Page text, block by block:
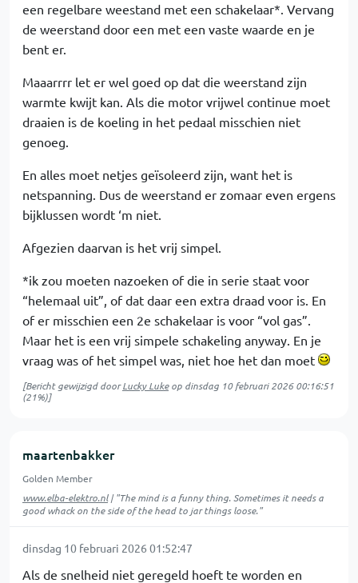
een regelbare weestand met een schakelaar*. Vervang
de weerstand door een met een vaste waarde en je
bent er.
Maaarrrr let er wel goed op dat die weerstand zijn
warmte kwijt kan. Als die motor vrijwel continue moet
draaien is de koeling in het pedaal misschien niet
genoeg.
En alles moet netjes geïsoleerd zijn, want het is
netspanning. Dus de weerstand er zomaar even ergens
bijklussen wordt ‘m niet.
Afgezien daarvan is het vrij simpel.
*ik zou moeten nazoeken of die in serie staat voor
“helemaal uit”, of dat daar een extra draad voor is. En
of er misschien een 2e schakelaar is voor “vol gas”.
Maar het is een vrij simpele schakeling anyway. En je
vraag was of het simpel was, niet hoe het dan moet
[Bericht gewijzigd doorLucky Lukeop dinsdag 10 februari 2026 00:16:51
(21%)]
maartenbakker
Golden Member
www.elba-elektro.nl| "The mind is a funny thing. Sometimes it needs a
good whack on the side of the head to jar things loose."
dinsdag 10 februari 2026 01:52:47
Als de snelheid niet geregeld hoeft te worden en